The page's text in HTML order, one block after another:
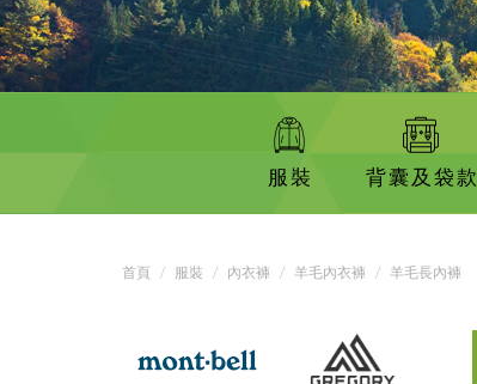
服裝 背囊及袋款
首頁 服裝 內衣褲 羊毛內衣褲 羊毛長內褲